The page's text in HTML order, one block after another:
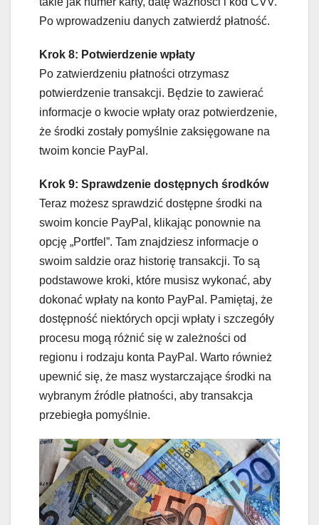
Po wprowadzeniu danych zatwierdź płatność.
Krok 8: Potwierdzenie wpłaty
Po zatwierdzeniu płatności otrzymasz
potwierdzenie transakcji. Będzie to zawierać
informacje o kwocie wpłaty oraz potwierdzenie,
że środki zostały pomyślnie zaksięgowane na
twoim koncie PayPal.
Krok 9: Sprawdzenie dostępnych środków
Teraz możesz sprawdzić dostępne środki na
swoim koncie PayPal, klikając ponownie na
opcję „Portfel”. Tam znajdziesz informacje o
swoim saldzie oraz historię transakcji. To są
podstawowe kroki, które musisz wykonać, aby
dokonać wpłaty na konto PayPal. Pamiętaj, że
dostępność niektórych opcji wpłaty i szczegóły
procesu mogą różnić się w zależności od
regionu i rodzaju konta PayPal. Warto również
upewnić się, że masz wystarczające środki na
wybranym źródle płatności, aby transakcja
przebiegła pomyślnie.